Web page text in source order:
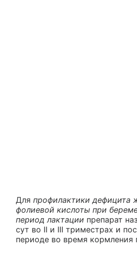
Для профилактики дефицита
фолиевой кислоты при
период лактации препарат
сут во II и III триместрах и
периоде во время кормления